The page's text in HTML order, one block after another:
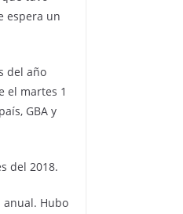
espera un
del año
el martes 1
GBA y
del 2018.
anual. Hubo